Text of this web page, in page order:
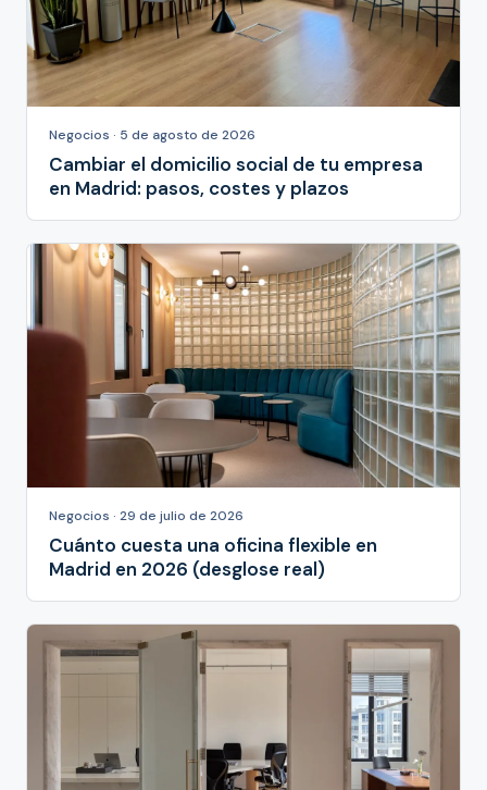
Negocios · 5 de agosto de 2026
Cambiar el domicilio social de tu empresa
en Madrid: pasos, costes y plazos
Negocios · 29 de julio de 2026
Cuánto cuesta una oficina flexible en
Madrid en 2026 (desglose real)